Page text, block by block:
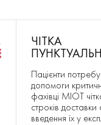
ЧІТКА
Пацієнти
допомоги
фахівці MIOT
строків
введення їх у